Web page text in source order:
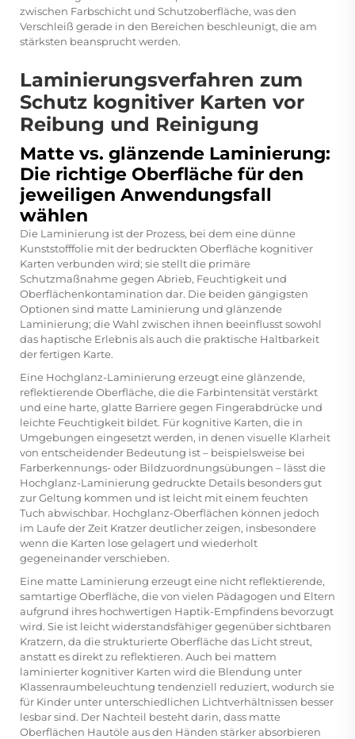
zwischen Farbschicht und Schutzoberfläche, was den
Verschleiß gerade in den Bereichen beschleunigt, die am
stärksten beansprucht werden.
Laminierungsverfahren zum
Schutz kognitiver Karten vor
Reibung und Reinigung
Matte vs. glänzende Laminierung:
Die richtige Oberfläche für den
jeweiligen Anwendungsfall
wählen
Die Laminierung ist der Prozess, bei dem eine dünne
Kunststofffolie mit der bedruckten Oberfläche kognitiver
Karten verbunden wird; sie stellt die primäre
Schutzmaßnahme gegen Abrieb, Feuchtigkeit und
Oberflächenkontamination dar. Die beiden gängigsten
Optionen sind matte Laminierung und glänzende
Laminierung; die Wahl zwischen ihnen beeinflusst sowohl
das haptische Erlebnis als auch die praktische Haltbarkeit
der fertigen Karte.
Eine Hochglanz-Laminierung erzeugt eine glänzende,
reflektierende Oberfläche, die die Farbintensität verstärkt
und eine harte, glatte Barriere gegen Fingerabdrücke und
leichte Feuchtigkeit bildet. Für kognitive Karten, die in
Umgebungen eingesetzt werden, in denen visuelle Klarheit
von entscheidender Bedeutung ist – beispielsweise bei
Farberkennungs- oder Bildzuordnungsübungen – lässt die
Hochglanz-Laminierung gedruckte Details besonders gut
zur Geltung kommen und ist leicht mit einem feuchten
Tuch abwischbar. Hochglanz-Oberflächen können jedoch
im Laufe der Zeit Kratzer deutlicher zeigen, insbesondere
wenn die Karten lose gelagert und wiederholt
gegeneinander verschieben.
Eine matte Laminierung erzeugt eine nicht reflektierende,
samtartige Oberfläche, die von vielen Pädagogen und Eltern
aufgrund ihres hochwertigen Haptik-Empfindens bevorzugt
wird. Sie ist leicht widerstandsfähiger gegenüber sichtbaren
Kratzern, da die strukturierte Oberfläche das Licht streut,
anstatt es direkt zu reflektieren. Auch bei mattem
laminierter kognitiver Karten wird die Blendung unter
Klassenraumbeleuchtung tendenziell reduziert, wodurch sie
für Kinder unter unterschiedlichen Lichtverhältnissen besser
lesbar sind. Der Nachteil besteht darin, dass matte
Oberflächen Hautöle aus den Händen stärker absorbieren